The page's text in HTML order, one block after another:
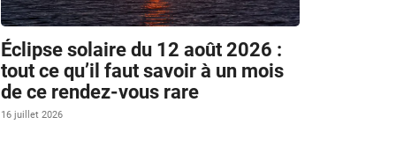
Éclipse solaire du 12 août 2026 :
tout ce qu’il faut savoir à un mois
de ce rendez-vous rare
16 juillet 2026